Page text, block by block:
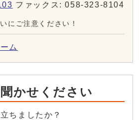
ファックス: 058-323-8104
にご注意ください！
ム
かせください
ちましたか？